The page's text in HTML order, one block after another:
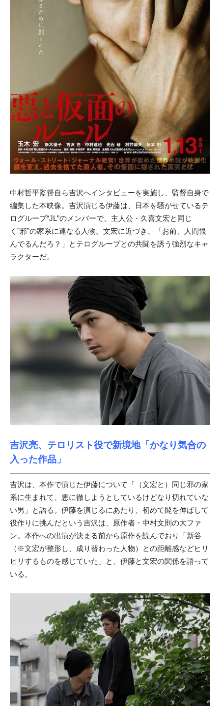
中村哲平監督自ら吉沢へインタビューを実施し、監督自身で
編集した本映像。吉沢演じる伊藤は、日本を騒がせているテ
ログループ“JL”のメンバーで、主人公・久喜文宏と同じ
く”邪”の家系に連なる人物。文宏に近づき、「お前、人間恨
んでるんだろ？」とテログループとの共闘を誘う強烈なキャ
ラクターだ。
吉沢亮、テロリスト役で新境地「かなり気合の
入った作品」
吉沢は、本作で演じた伊藤について「（文宏と）同じ邪の家
系に生まれて、悪に徹しようとしているけどなり切れていな
い男」と語る。伊藤を演じるにあたり、初めて髭を伸ばして
役作りに挑んだという吉沢は、原作者・中村文則の大ファ
ン。本作への出演が決まる前から原作を読んでおり「新谷
（※文宏が整形し、成り替わった人物）との距離感などヒリ
ヒリするものを感じていた」と、伊藤と文宏の関係を語って
いる。